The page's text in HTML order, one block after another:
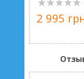
2 995